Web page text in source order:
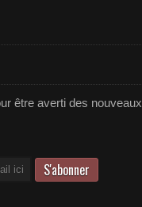
être averti des nouveaux